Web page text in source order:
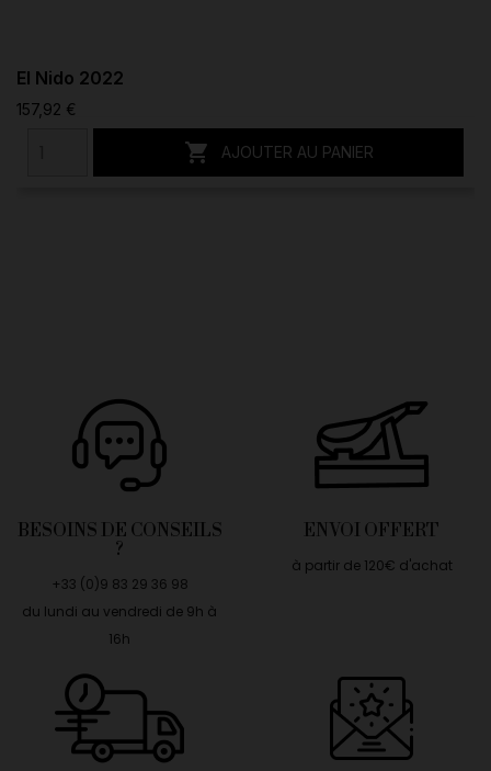
El Nido 2022
157,92 €
 AJOUTER AU PANIER
BESOINS DE CONSEILS
?
+33 (0)9 83 29 36 98
du lundi au vendredi de 9h à
16h
ENVOI OFFERT
à partir de 120€ d'achat